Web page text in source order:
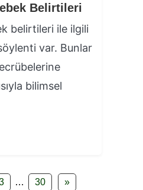
Belirtileri
belirtileri ile ilgili
var. Bunlar
bilimsel
… 30 »